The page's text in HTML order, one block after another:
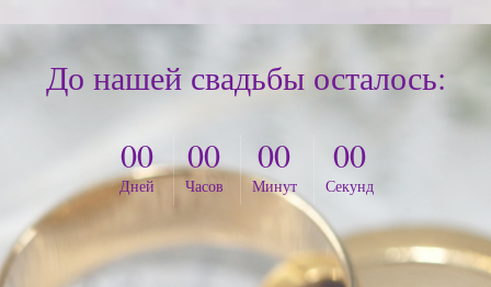
До нашей свадьбы осталось:
00
Дней
00
Часов
00
Минут
00
Секунд